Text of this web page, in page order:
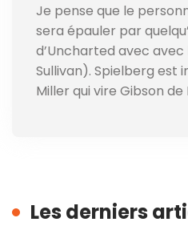
Je pense que le
sera épauler par
d’Uncharted avec
Sullivan). Spielberg est
Miller qui vire Gibson de
Les derniers